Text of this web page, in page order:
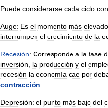
Puede considerarse cada ciclo
Auge: Es el momento más elevado
interrumpen el crecimiento de la
Recesión: Corresponde a la fase
inversión
la producción y el
recesión la economía cae por
contracción
Depresión: el punto más bajo del